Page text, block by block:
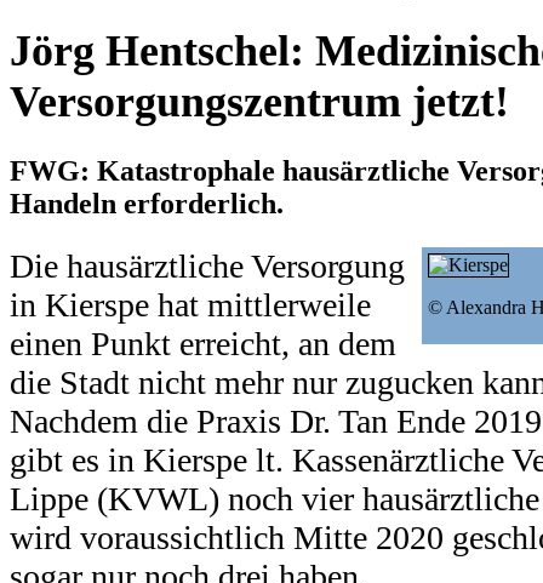
Jörg Hentschel:
Versorgungszentrum jetzt!
FWG: Katastrophale hausärztliche
Handeln erforderlich.
© Alexandra
Die hausärztliche Versorgung
in Kierspe hat mittlerweile
einen Punkt erreicht, an dem
die Stadt nicht mehr nur zugucken
Nachdem die Praxis Dr. Tan Ende
gibt es in Kierspe lt. Kassenärztliche
Lippe (KVWL) noch vier
wird voraussichtlich Mitte 2020